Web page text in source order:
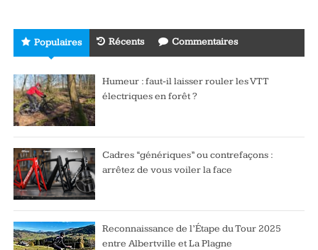
Populaires Récents Commentaires
Humeur : faut-il laisser rouler les VTT
électriques en forêt ?
Cadres “génériques” ou contrefaçons :
arrêtez de vous voiler la face
Reconnaissance de l’Étape du Tour 2025
entre Albertville et La Plagne